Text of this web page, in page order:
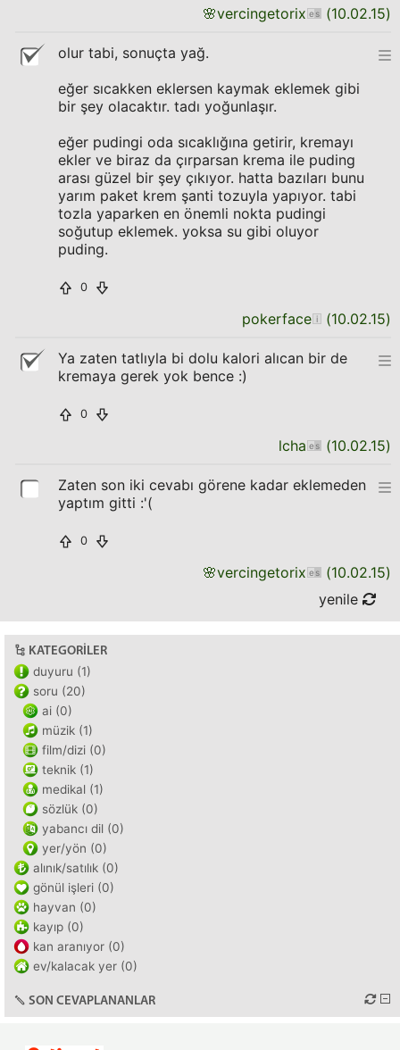
🌸vercingetorix (10.02.15)
olur tabi, sonuçta yağ.
eğer sıcakken eklersen kaymak eklemek gibi
bir şey olacaktır. tadı yoğunlaşır.
eğer pudingi oda sıcaklığına getirir, kremayı
ekler ve biraz da çırparsan krema ile puding
arası güzel bir şey çıkıyor. hatta bazıları bunu
yarım paket krem şanti tozuyla yapıyor. tabi
tozla yaparken en önemli nokta pudingi
soğutup eklemek. yoksa su gibi oluyor
puding.
0
pokerface (10.02.15)
Ya zaten tatlıyla bi dolu kalori alıcan bir de
kremaya gerek yok bence :)
0
lcha (10.02.15)
Zaten son iki cevabı görene kadar eklemeden
yaptım gitti :'(
0
🌸vercingetorix (10.02.15)
yenile
KATEGORILER
duyuru (1)
soru (20)
ai (0)
müzik (1)
film/dizi (0)
teknik (1)
medikal (1)
sözlük (0)
yabancı dil (0)
yer/yön (0)
alınık/satılık (0)
gönül işleri (0)
hayvan (0)
kayıp (0)
kan aranıyor (0)
ev/kalacak yer (0)
SON CEVAPLANANLAR